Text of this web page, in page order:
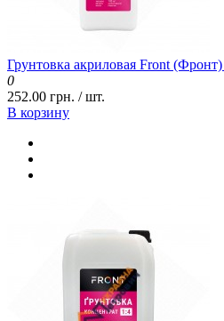
Грунтовка акриловая Front
0
252.00 грн. / шт.
В корзину